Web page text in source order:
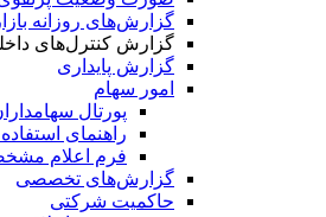
گزارش‌های روزانه
گزارش کنترل‌های
گزارش پایداری
امور سهام
پورتال
راهنمای
فرم اعلام
گزارش‌های تخصصی
حاکمیت شرکتی